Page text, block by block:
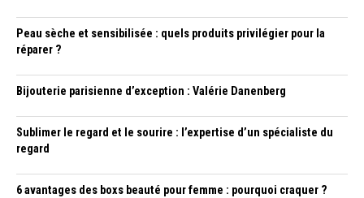
Peau sèche et sensibilisée : quels produits privilégier pour la
réparer ?
Bijouterie parisienne d’exception : Valérie Danenberg
Sublimer le regard et le sourire : l’expertise d’un spécialiste du
regard
6 avantages des boxs beauté pour femme : pourquoi craquer ?